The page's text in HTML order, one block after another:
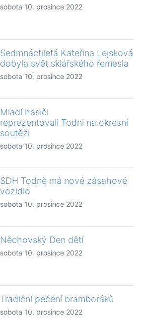
sobota 10. prosince 2022
Sedmnáctiletá Kateřina Lejsková
dobyla svět sklářského řemesla
sobota 10. prosince 2022
Mladí hasiči
reprezentovali Todni na okresní
soutěži
sobota 10. prosince 2022
SDH Todně má nové zásahové
vozidlo
sobota 10. prosince 2022
Něchovský Den dětí
sobota 10. prosince 2022
Tradiční pečení bramboráků
sobota 10. prosince 2022